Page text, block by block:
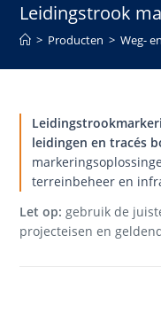
Leidingstrook
> Producten > Weg-
leidingen en tracés
terreinbeheer en
Let op: gebruik de
projecteisen en